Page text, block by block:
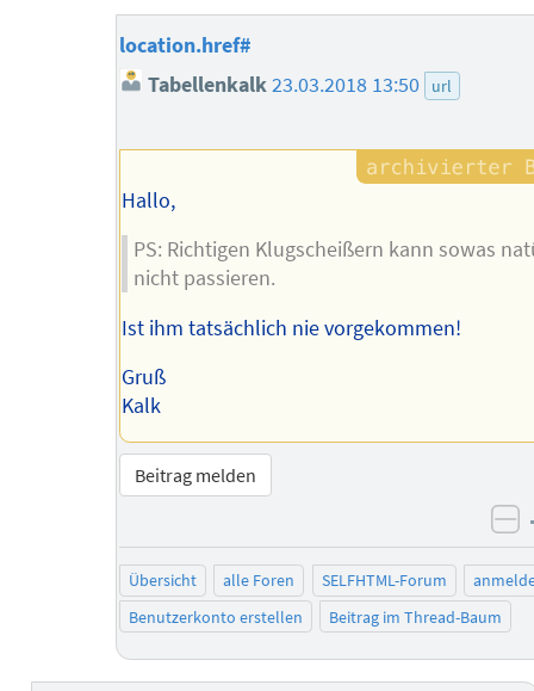
location.href#
Tabellenkalk 23.03.2018 13:50 url
Hallo,
PS: Richtigen Klugscheißern kann sowas
nicht passieren.
Ist ihm tatsächlich nie vorgekommen!
Gruß
Kalk
Beitrag melden
Übersicht alle Foren SELFHTML-Forum
Benutzerkonto erstellen
Beitrag im Thread-Baum